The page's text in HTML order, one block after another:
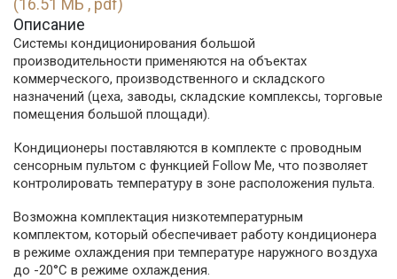
(16.51 МБ , pdf)
Описание
Системы кондиционирования большой
производительности применяются на объектах
коммерческого, производственного и складского
назначений (цеха, заводы, складские комплексы, торговые
помещения большой площади).
Кондиционеры поставляются в комплекте с проводным
сенсорным пультом с функцией Follow Me, что позволяет
контролировать температуру в зоне расположения пульта.
Возможна комплектация низкотемпературным
комплектом, который обеспечивает работу кондиционера
в режиме охлаждения при температуре наружного воздуха
до -20°С в режиме охлаждения.